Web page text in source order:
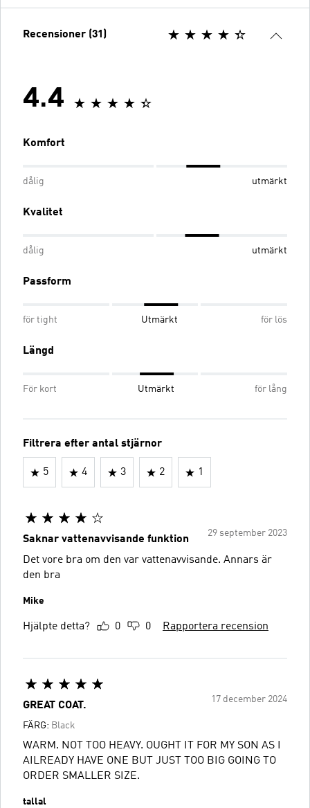
Recensioner (31)
4.4
Komfort
dålig utmärkt
Kvalitet
dålig utmärkt
Passform
för tight Utmärkt för lös
Längd
För kort Utmärkt för lång
Filtrera efter antal stjärnor
5 4 3 2 1
29 september 2023
Saknar vattenavvisande funktion
Det vore bra om den var vattenavvisande. Annars är
den bra
Mike
Hjälpte detta? 0 0 Rapportera recension
17 december 2024
GREAT COAT.
FÄRG: Black
WARM. NOT TOO HEAVY. OUGHT IT FOR MY SON AS I
AILREADY HAVE ONE BUT JUST TOO BIG GOING TO
ORDER SMALLER SIZE.
tallal